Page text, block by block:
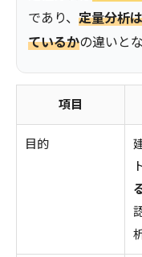
であり、 定量分析
ているかの違いと
項目
目的